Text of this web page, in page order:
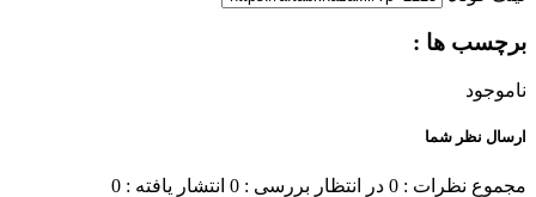
برچسب ها :
ناموجود
ارسال نظر شما
مجموع نظرات : 0 در انتظار بررسی : 0 انتشار یافته : 0